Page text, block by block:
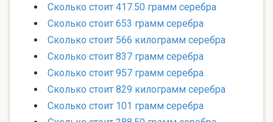
Сколько стоит 417.50 грамм серебра
Сколько стоит 653 грамм серебра
Сколько стоит 566 килограмм серебра
Сколько стоит 837 грамм серебра
Сколько стоит 957 грамм серебра
Сколько стоит 829 килограмм серебра
Сколько стоит 101 грамм серебра